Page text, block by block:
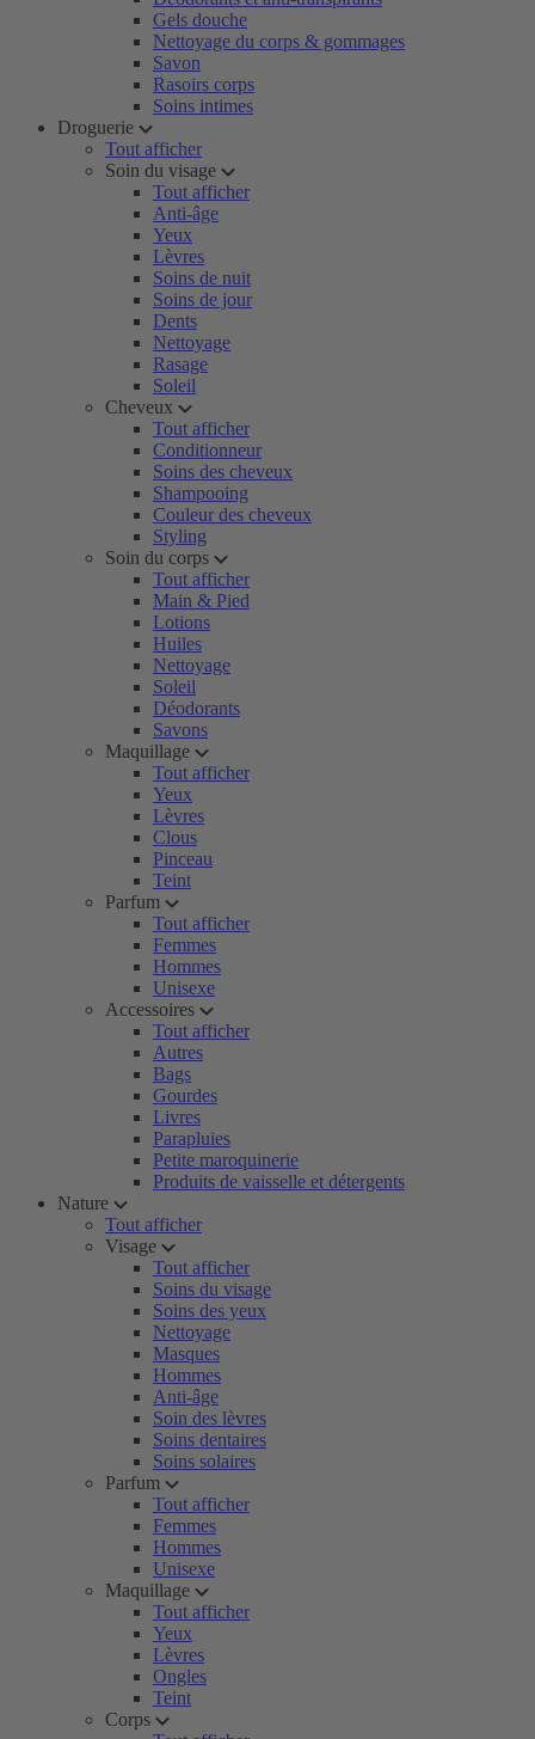
Gels douche
Nettoyage du corps & gommages
Savon
Rasoirs corps
Soins intimes
Droguerie
Tout afficher
Soin du visage
Tout afficher
Anti-âge
Yeux
Lèvres
Soins de nuit
Soins de jour
Dents
Nettoyage
Rasage
Soleil
Cheveux
Tout afficher
Conditionneur
Soins des cheveux
Shampooing
Couleur des cheveux
Styling
Soin du corps
Tout afficher
Main & Pied
Lotions
Huiles
Nettoyage
Soleil
Déodorants
Savons
Maquillage
Tout afficher
Yeux
Lèvres
Clous
Pinceau
Teint
Parfum
Tout afficher
Femmes
Hommes
Unisexe
Accessoires
Tout afficher
Autres
Bags
Gourdes
Livres
Parapluies
Petite maroquinerie
Produits de vaisselle et détergents
Nature
Tout afficher
Visage
Tout afficher
Soins du visage
Soins des yeux
Nettoyage
Masques
Hommes
Anti-âge
Soin des lèvres
Soins dentaires
Soins solaires
Parfum
Tout afficher
Femmes
Hommes
Unisexe
Maquillage
Tout afficher
Yeux
Lèvres
Ongles
Teint
Corps